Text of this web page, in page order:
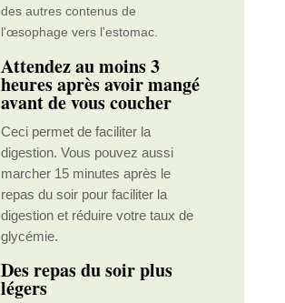
des autres contenus de
l'œsophage vers l'estomac.
Attendez au moins 3
heures après avoir mangé
avant de vous coucher
Ceci permet de faciliter la
digestion. Vous pouvez aussi
marcher 15 minutes après le
repas du soir pour faciliter la
digestion et réduire votre taux de
glycémie.
Des repas du soir plus
légers